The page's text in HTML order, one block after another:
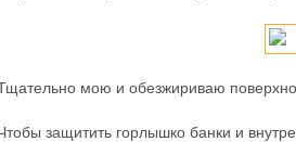
мою и обезжириваю
защитить горлышко банки и